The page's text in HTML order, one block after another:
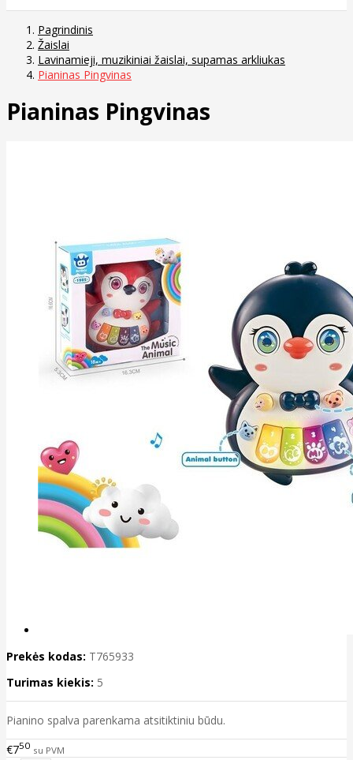
Pagrindinis
Žaislai
Lavinamieji, muzikiniai žaislai, supamas arkliukas
Pianinas Pingvinas
Pianinas Pingvinas
Prekės kodas: T765933
Turimas kiekis: 5
Pianino spalva parenkama atsitiktiniu būdu.
€750 su PVM